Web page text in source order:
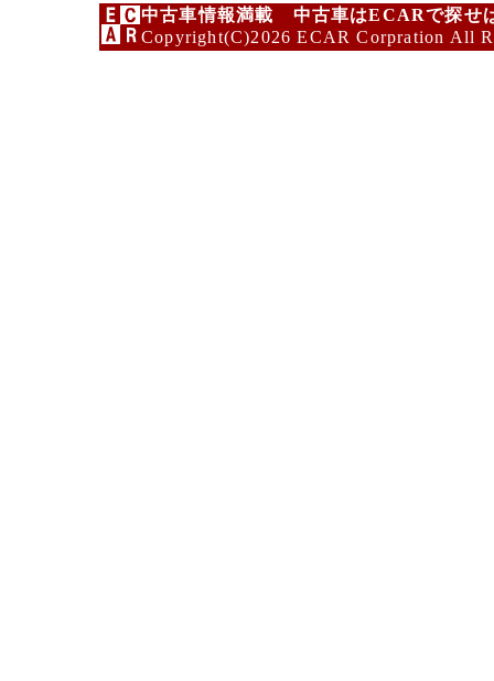
中古車情報満載 中古車はECARで探せ
Copyright(C)2026 ECAR Corpration All